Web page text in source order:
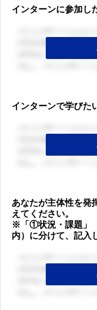
インターンに参加し
インターンで学びた
あなたが主体性を発
えてください。
※「①状況・課題」
内）に分けて、記入